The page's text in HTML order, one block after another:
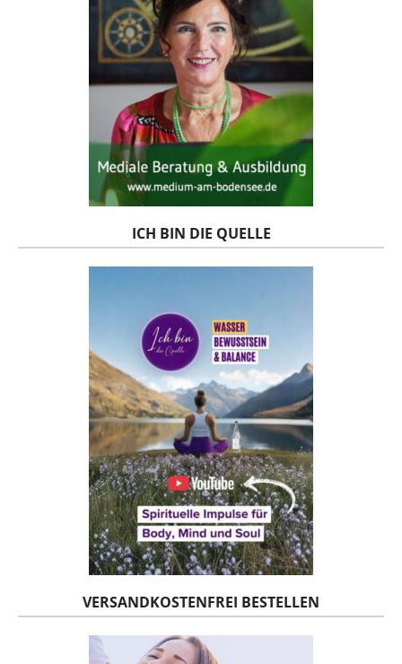
ICH BIN DIE QUELLE
VERSANDKOSTENFREI BESTELLEN